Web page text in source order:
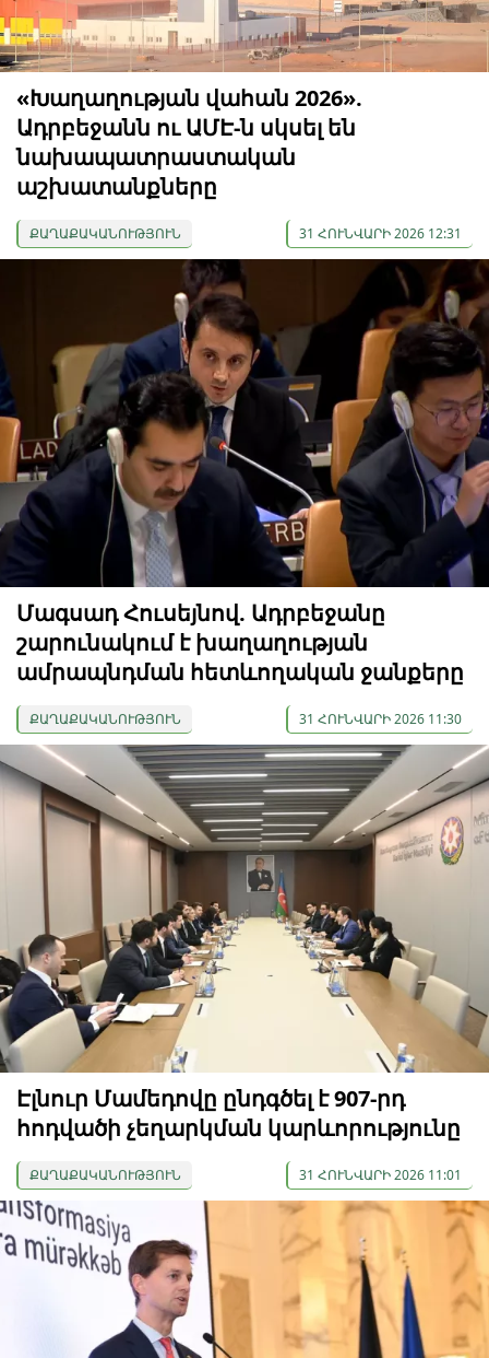
«Խաղաղության վահան 2026».
Ադրբեջանն ու ԱՄԷ-ն սկսել են
նախապատրաստական ​​
աշխատանքները
ՔԱՂԱՔԱԿԱՆՈՒԹՅՈՒՆ 31 ՀՈՒՆՎԱՐԻ 2026 12:31
Մագսադ Հուսեյնով. Ադրբեջանը
շարունակում է խաղաղության
ամրապնդման հետևողական ջանքերը
ՔԱՂԱՔԱԿԱՆՈՒԹՅՈՒՆ 31 ՀՈՒՆՎԱՐԻ 2026 11:30
Էլնուր Մամեդովը ընդգծել է 907-րդ
հոդվածի չեղարկման կարևորությունը
ՔԱՂԱՔԱԿԱՆՈՒԹՅՈՒՆ 31 ՀՈՒՆՎԱՐԻ 2026 11:01